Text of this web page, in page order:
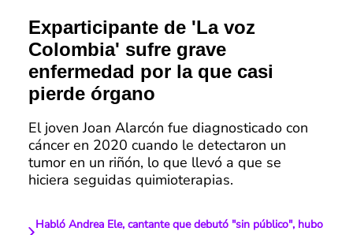
Exparticipante de 'La voz
Colombia' sufre grave
enfermedad por la que casi
pierde órgano
El joven Joan Alarcón fue diagnosticado con
cáncer en 2020 cuando le detectaron un
tumor en un riñón, lo que llevó a que se
hiciera seguidas quimioterapias.
Habló Andrea Ele, cantante que debutó "sin público", hubo